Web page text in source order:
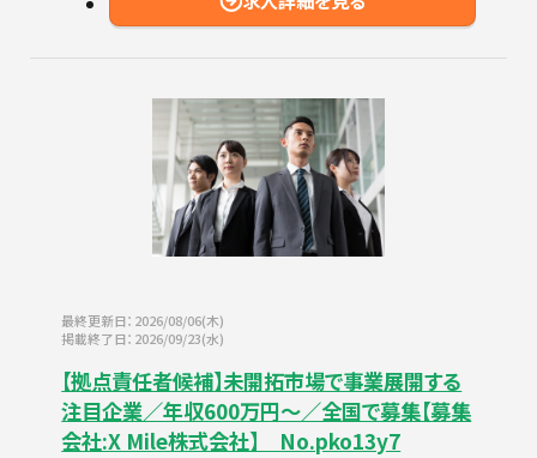
最終更新日：2026/08/06(木)
掲載終了日：2026/09/23(水)
【拠点責任者候補】未開拓市場で事業展開する
注目企業／年収600万円～／全国で募集【募集
会社:X Mile株式会社】 No.pko13y7